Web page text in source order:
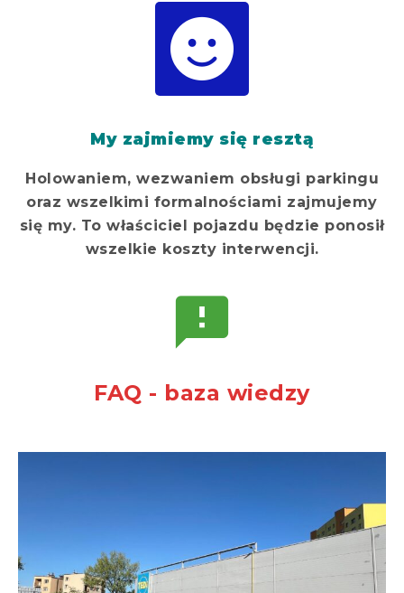
My zajmiemy się resztą
Holowaniem, wezwaniem obsługi parkingu
oraz wszelkimi formalnościami zajmujemy
się my. To właściciel pojazdu będzie ponosił
wszelkie koszty interwencji.
FAQ - baza wiedzy